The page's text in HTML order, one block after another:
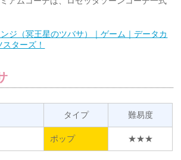
ジ（冥王星のツバサ）｜ゲーム｜データカ
ターズ！
タイプ 難易度
ポップ ★★★